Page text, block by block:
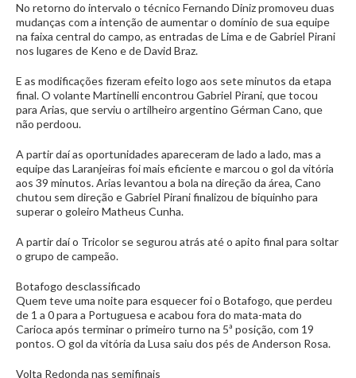
No retorno do intervalo o técnico Fernando Diniz promoveu duas
mudanças com a intenção de aumentar o domínio de sua equipe
na faixa central do campo, as entradas de Lima e de Gabriel Pirani
nos lugares de Keno e de David Braz.
E as modificações fizeram efeito logo aos sete minutos da etapa
final. O volante Martinelli encontrou Gabriel Pirani, que tocou
para Arias, que serviu o artilheiro argentino Gérman Cano, que
não perdoou.
A partir daí as oportunidades apareceram de lado a lado, mas a
equipe das Laranjeiras foi mais eficiente e marcou o gol da vitória
aos 39 minutos. Arias levantou a bola na direção da área, Cano
chutou sem direção e Gabriel Pirani finalizou de biquinho para
superar o goleiro Matheus Cunha.
A partir daí o Tricolor se segurou atrás até o apito final para soltar
o grupo de campeão.
Botafogo desclassificado
Quem teve uma noite para esquecer foi o Botafogo, que perdeu
de 1 a 0 para a Portuguesa e acabou fora do mata-mata do
Carioca após terminar o primeiro turno na 5ª posição, com 19
pontos. O gol da vitória da Lusa saiu dos pés de Anderson Rosa.
Volta Redonda nas semifinais